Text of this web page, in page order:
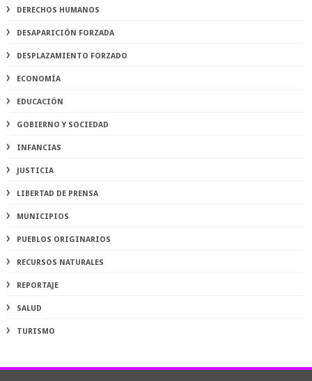
DERECHOS HUMANOS
DESAPARICIÓN FORZADA
DESPLAZAMIENTO FORZADO
ECONOMÍA
EDUCACIÓN
GOBIERNO Y SOCIEDAD
INFANCIAS
JUSTICIA
LIBERTAD DE PRENSA
MUNICIPIOS
PUEBLOS ORIGINARIOS
RECURSOS NATURALES
REPORTAJE
SALUD
TURISMO